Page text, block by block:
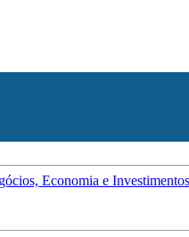
Economia e Investimentos